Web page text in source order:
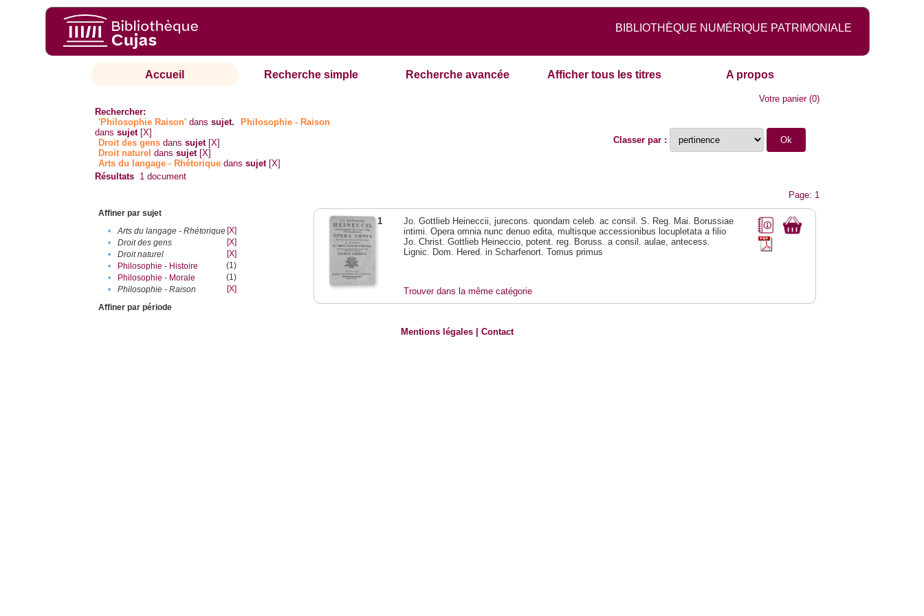
BIBLIOTHÈQUE NUMÉRIQUE PATRIMONIALE
Accueil Recherche simple Recherche avancée Afficher tous les titres A propos
Votre panier(0)
Rechercher:
'Philosophie Raison' danssujet.
Philosophie - Raison
danssujet [X]
Droit des gens danssujet [X]
Droit naturel danssujet [X]
Arts du langage - Rhétorique danssujet [X]
Classer par :
Résultats 1 document
Page: 1
Affiner par sujet
•
Arts du langage - Rhétorique [X]
•
Droit des gens
[X]
•
Droit naturel
[X]
•
Philosophie - Histoire
(1)
•
Philosophie - Morale
(1)
•
Philosophie - Raison
[X]
Affiner par période
1
Jo. Gottlieb Heineccii, jurecons. quondam celeb. ac consil. S. Reg. Mai. Borussiae
intimi. Opera omnia nunc denuo edita, multisque accessionibus locupletata a filio
Jo. Christ. Gottlieb Heineccio, potent. reg. Boruss. a consil. aulae, antecess.
Lignic. Dom. Hered. in Scharfenort. Tomus primus
Trouver dans la même catégorie
Mentions légales |Contact